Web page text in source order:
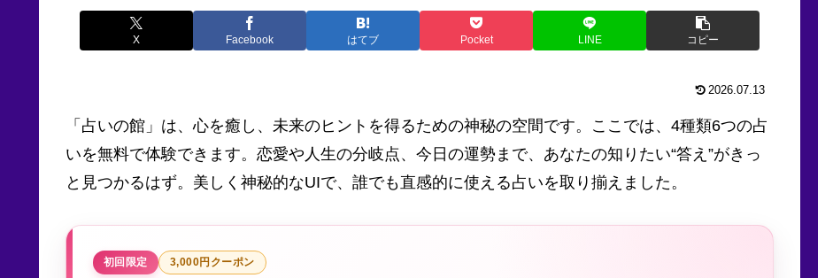
X Facebook はてブ Pocket LINE コピー
2026.07.13
「占いの館」は、心を癒し、未来のヒントを得るための神秘の空間です。ここでは、4種類6つの占
いを無料で体験できます。恋愛や人生の分岐点、今日の運勢まで、あなたの知りたい“答え”がきっ
と見つかるはず。美しく神秘的なUIで、誰でも直感的に使える占いを取り揃えました。
初回限定 3,000円クーポン